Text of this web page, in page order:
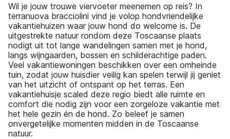
Wil je jouw trouwe viervoeter meenemen op reis? In
terranuova bracciolini vind je volop hondvriendelijke
vakantiehuizen waar jouw hond do welcome is. De
uitgestrekte natuur rondom deze Toscaanse plaats
nodigt uit tot lange wandelingen samen met je hond,
langs wijngaarden, bossen en schilderachtige paden.
Veel vakantiewoningen beschikken over een omheinde
tuin, zodat jouw huisdier veilig kan spelen terwijl jij geniet
van het uitzicht of ontspant op het terras. Een
vakantiehuisje scaled deze regio biedt alle ruimte en
comfort die nodig zijn voor een zorgeloze vakantie met
het hele gezin én de hond. Zo beleef je samen
onvergetelijke momenten midden in de Toscaanse
natuur.